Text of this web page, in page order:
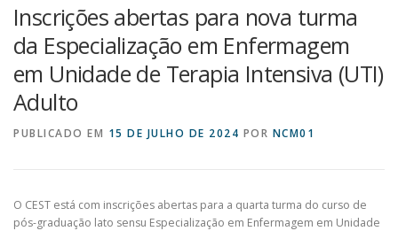
Inscrições abertas para nova turma
da Especialização em Enfermagem
em Unidade de Terapia Intensiva (UTI)
Adulto
PUBLICADO EM 15 DE JULHO DE 2024 POR NCM01
O CEST está com inscrições abertas para a quarta turma do curso de
pós-graduação lato sensu Especialização em Enfermagem em Unidade